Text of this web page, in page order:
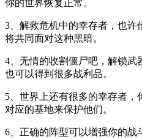
你的世界恢复正常。
3、解救危机中的幸存者，也许
将共同面对这种黑暗。
4、无情的收割僵尸吧，解锁
也可以得到很多战利品。
5、世界上还有很多的幸存者，
对应的基地来保护他们。
6、正确的阵型可以增强你的